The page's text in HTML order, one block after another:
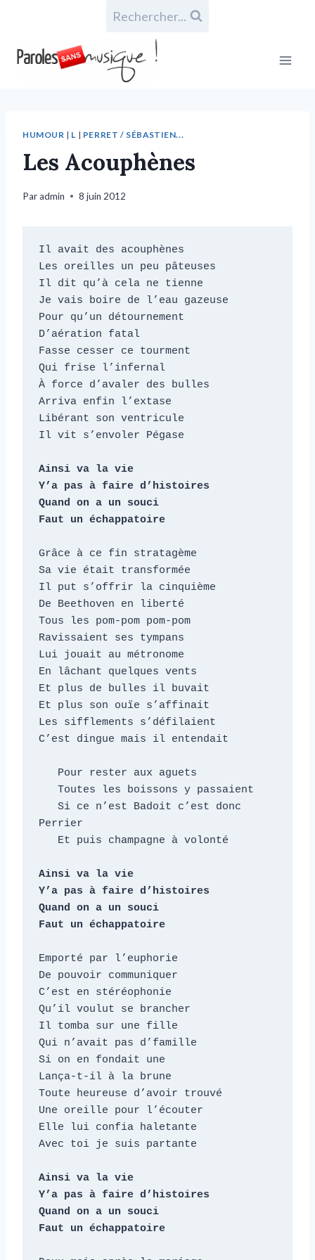
Rechercher...
HUMOUR | L | PERRET / SÉBASTIEN...
Les Acouphènes
Paradmin 8 juin 2012
Il avait des acouphènes
Les oreilles un peu pâteuses
Il dit qu’à cela ne tienne
Je vais boire de l’eau gazeuse
Pour qu’un détournement
D’aération fatal
Fasse cesser ce tourment
Qui frise l’infernal
À force d’avaler des bulles
Arriva enfin l’extase
Libérant son ventricule
Il vit s’envoler Pégase
Ainsi va la vie
Y’a pas à faire d’histoires
Quand on a un souci
Faut un échappatoire
Grâce à ce fin stratagème
Sa vie était transformée
Il put s’offrir la cinquième
De Beethoven en liberté
Tous les pom-pom pom-pom
Ravissaient ses tympans
Lui jouait au métronome
En lâchant quelques vents
Et plus de bulles il buvait
Et plus son ouïe s’affinait
Les sifflements s’défilaient
C’est dingue mais il entendait
Perrier
Ainsi va la vie
Y’a pas à faire d’histoires
Quand on a un souci
Faut un échappatoire
Emporté par l’euphorie
De pouvoir communiquer
C’est en stéréophonie
Qu’il voulut se brancher
Il tomba sur une fille
Qui n’avait pas d’famille
Si on en fondait une
Lança-t-il à la brune
Toute heureuse d’avoir trouvé
Une oreille pour l’écouter
Elle lui confia haletante
Avec toi je suis partante
Ainsi va la vie
Y’a pas à faire d’histoires
Quand on a un souci
Faut un échappatoire